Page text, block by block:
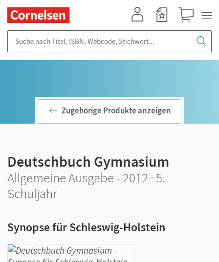
Zugehörige Produkte anzeigen
Deutschbuch Gymnasium
Allgemeine Ausgabe - 2012 · 5.
Schuljahr
Synopse für Schleswig-Holstein